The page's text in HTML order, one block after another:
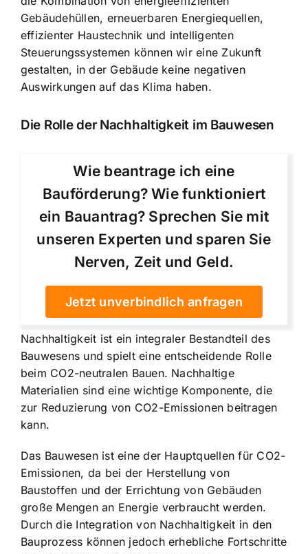
Gebäudehüllen, erneuerbaren Energiequellen,
effizienter Haustechnik und intelligenten
Steuerungssystemen können wir eine Zukunft
gestalten, in der Gebäude keine negativen
Auswirkungen auf das Klima haben.
Die Rolle der Nachhaltigkeit im Bauwesen
Wie beantrage ich eine
Bauförderung? Wie funktioniert
ein Bauantrag? Sprechen Sie mit
unseren Experten und sparen Sie
Nerven, Zeit und Geld.
Jetzt unverbindlich anfragen
Nachhaltigkeit ist ein integraler Bestandteil des
Bauwesens und spielt eine entscheidende Rolle
beim CO2-neutralen Bauen. Nachhaltige
Materialien sind eine wichtige Komponente, die
zur Reduzierung von CO2-Emissionen beitragen
kann.
Das Bauwesen ist eine der Hauptquellen für CO2-
Emissionen, da bei der Herstellung von
Baustoffen und der Errichtung von Gebäuden
große Mengen an Energie verbraucht werden.
Durch die Integration von Nachhaltigkeit in den
Bauprozess können jedoch erhebliche Fortschritte